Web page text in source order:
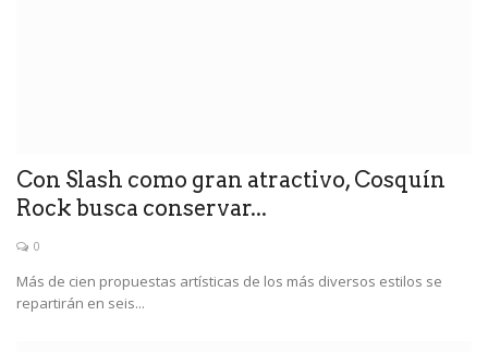
Con Slash como gran atractivo, Cosquín
Rock busca conservar...
0
Más de cien propuestas artísticas de los más diversos estilos se
repartirán en seis...